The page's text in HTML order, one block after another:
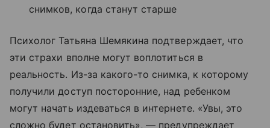
снимков, когда станут старше
Психолог Татьяна Шемякина подтверждает, что
эти страхи вполне могут воплотиться в
реальность. Из-за какого-то снимка, к которому
получили доступ посторонние, над ребенком
могут начать издеваться в интернете. «Увы, это
сложно будет остановить», — предупреждает